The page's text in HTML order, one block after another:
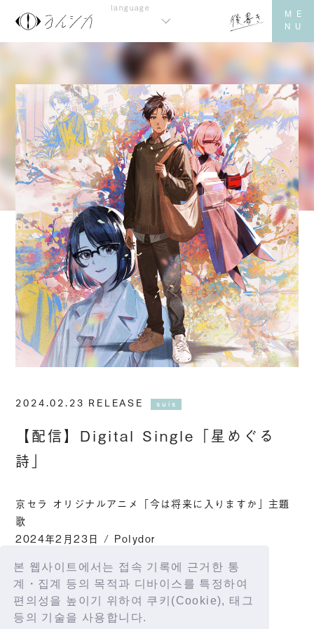
본 웹사이트에서는 접속 기록에 근거한 통
계・집계 등의 목적과 디바이스를 특정하여
편의성을 높이기 위하여 쿠키(Cookie), 태그
등의 기술을 사용합니다.
2024.02.23 RELEASE suis
【配信】Digital Single「星めぐる
詩」
京セラ オリジナルアニメ「今は将来に入りますか」主題
歌
2024年2月23日 / Polydor
https://lnk.to/suis_ats